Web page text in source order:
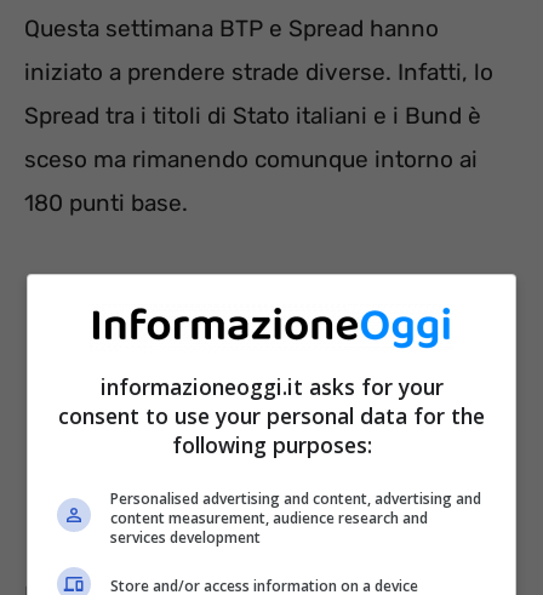
Questa settimana BTP e Spread hanno
iniziato a prendere strade diverse. Infatti, lo
Spread tra i titoli di Stato italiani e i Bund è
sceso ma rimanendo comunque intorno ai
180 punti base.
informazioneoggi.it asks for your
consent to use your personal data for the
following purposes:
Personalised advertising and content, advertising and
content measurement, audience research and
services development
Store and/or access information on a device